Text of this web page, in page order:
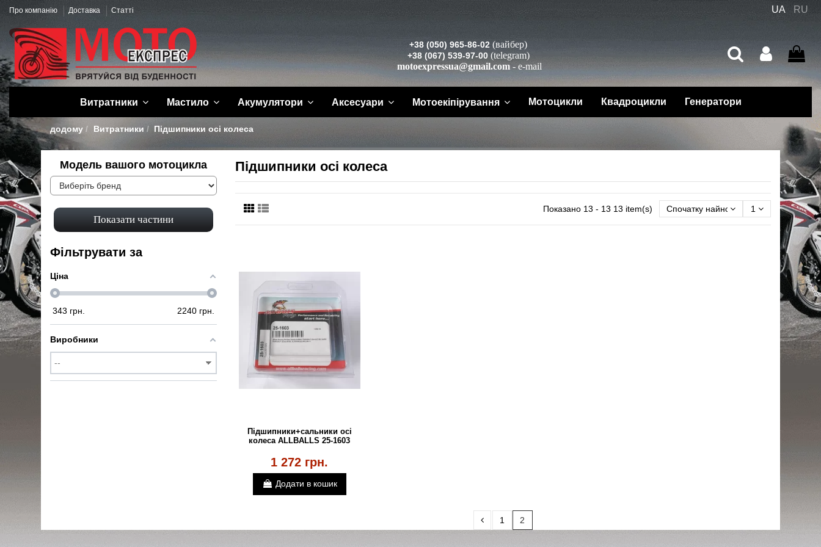
Про компанію Доставка Статті UA RU
+38 (050) 965-86-02 (вайбер)
+38 (067) 539-97-00 (telegram)
motoexpressua@gmail.com - e-mail
Витратники Мастило Акумулятори Аксесуари Мотоекіпірування Мотоцикли Квадроцикли Генератори
додому Витратники Підшипники осі колеса
Підшипники осі колеса
Показано 13 - 13 13 item(s) Спочатку найновіші 1
Підшипники+сальники осі
колеса ALLBALLS 25-1603
1 272 грн.
Додати в кошик
1 2
Модель вашого мотоцикла
Фільтрувати за
Ціна
343 грн. 2240грн.
Виробники